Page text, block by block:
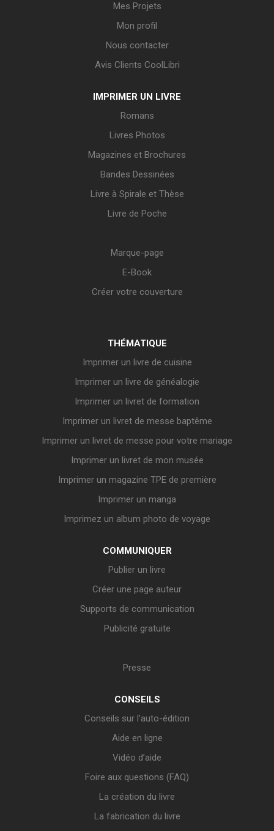
Mes Projets
Mon profil
Nous contacter
Avis Clients CoolLibri
IMPRIMER UN LIVRE
Romans
Livres Photos
Magazines et Brochures
Bandes Dessinées
Livre à Spirale et Thèse
Livre de Poche
Marque-page
E-Book
Créer votre couverture
THÉMATIQUE
Imprimer un livre de cuisine
Imprimer un livre de généalogie
Imprimer un livret de formation
Imprimer un livret de messe baptême
Imprimer un livret de messe pour votre mariage
Imprimer un livret de mon musée
Imprimer un magazine TPE de première
Imprimer un manga
Imprimez un album photo de voyage
COMMUNIQUER
Publier un livre
Créer une page auteur
Supports de communication
Publicité gratuite
Presse
CONSEILS
Conseils sur l’auto-édition
Aide en ligne
Vidéo d’aide
Foire aux questions (FAQ)
La création du livre
La fabrication du livre